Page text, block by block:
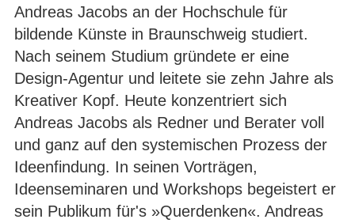
Andreas Jacobs an der Hochschule für
bildende Künste in Braunschweig studiert.
Nach seinem Studium gründete er eine
Design-Agentur und leitete sie zehn Jahre als
Kreativer Kopf. Heute konzentriert sich
Andreas Jacobs als Redner und Berater voll
und ganz auf den systemischen Prozess der
Ideenfindung. In seinen Vorträgen,
Ideenseminaren und Workshops begeistert er
sein Publikum für's »Querdenken«. Andreas